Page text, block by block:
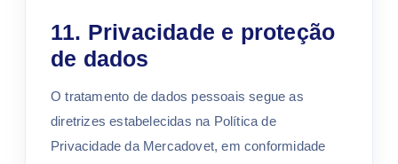
11. Privacidade e proteção
de dados
O tratamento de dados pessoais segue as
diretrizes estabelecidas na Política de
Privacidade da Mercadovet, em conformidade